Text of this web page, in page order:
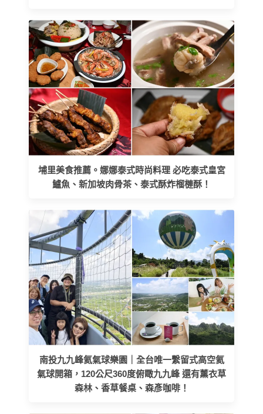
埔里美食推薦。娜娜泰式時尚料理 必吃泰式皇宮
鱸魚、新加坡肉骨茶、泰式酥炸榴槤酥！
南投九九峰氦氣球樂園｜全台唯一繫留式高空氦
氣球開箱，120公尺360度俯瞰九九峰 還有薰衣草
森林、香草餐桌、森彥咖啡！